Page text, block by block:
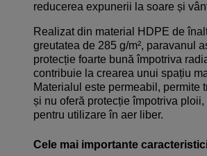
reducerea expunerii la soare și
Realizat din material HDPE de
greutatea de 285 g/m², paravanul
protecție foarte bună împotriva
contribuie la crearea unui spațiu
Materialul este permeabil, permite
și nu oferă protecție împotriva ploii,
pentru utilizare în aer liber.
Cele mai importante